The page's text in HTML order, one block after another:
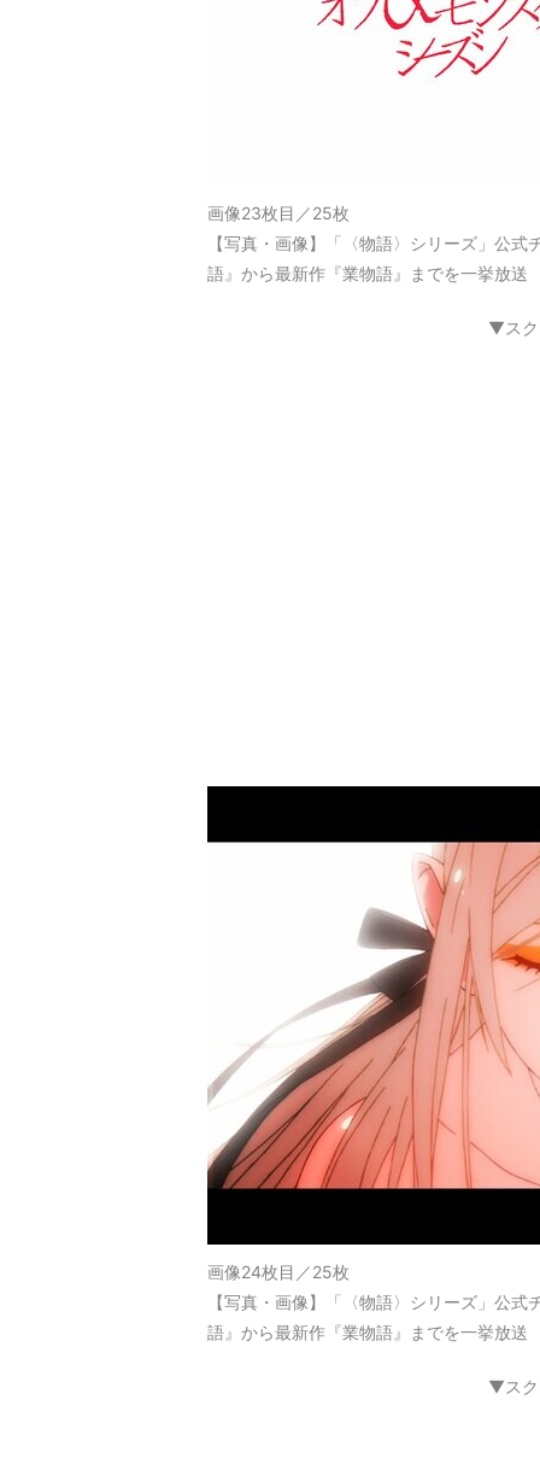
画像23枚目／25枚
【写真・画像】「〈物語〉シリーズ」公
語』から最新作『業物語』までを一挙放
▼スク
画像24枚目／25枚
【写真・画像】「〈物語〉シリーズ」公
語』から最新作『業物語』までを一挙放
▼スク